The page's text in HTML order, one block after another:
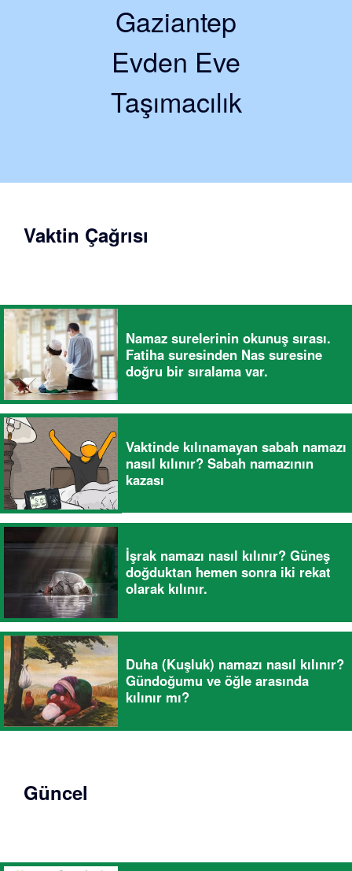
Gaziantep
Evden Eve
Taşımacılık
Vaktin Çağrısı
Namaz surelerinin okunuş sırası.
Fatiha suresinden Nas suresine
doğru bir sıralama var.
Vaktinde kılınamayan sabah namazı
nasıl kılınır? Sabah namazının
kazası
İşrak namazı nasıl kılınır? Güneş
doğduktan hemen sonra iki rekat
olarak kılınır.
Duha (Kuşluk) namazı nasıl kılınır?
Gündoğumu ve öğle arasında
kılınır mı?
Güncel